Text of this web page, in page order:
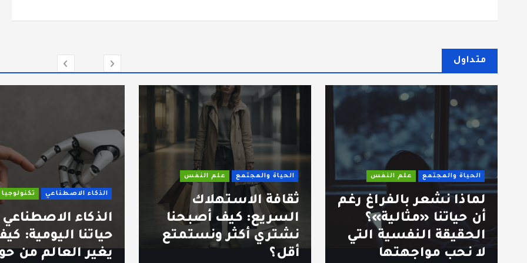
متداول
الحياة والمجتمع علم النفس
لماذا نشعر بالفراغ رغم
أن حياتنا «مثالية»؟
الحقيقة النفسية التي
لا نحب مواجهتها
الحياة والمجتمع علم النفس
ثقافة الاستهلاك
السريع: كيف أصبحنا
نشتري أكثر ونستمتع
أقل؟
الذكاء الاصطناعي تكنولوجيا
الذكاء الاصطناعي في
حياتنا اليومية: كيف
يغير العالم من حولنا؟